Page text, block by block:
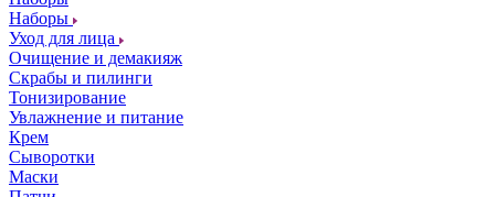
Наборы
Уход для лица
Очищение и демакияж
Скрабы и пилинги
Тонизирование
Увлажнение и питание
Крем
Сыворотки
Маски